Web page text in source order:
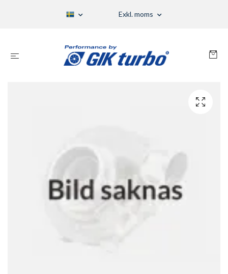
Exkl. moms